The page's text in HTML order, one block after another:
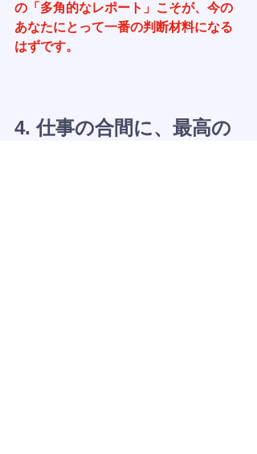
の「多角的なレポート」こそが、今の
あなたにとって一番の判断材料になる
はずです。
4. 仕事の合間に、最高の